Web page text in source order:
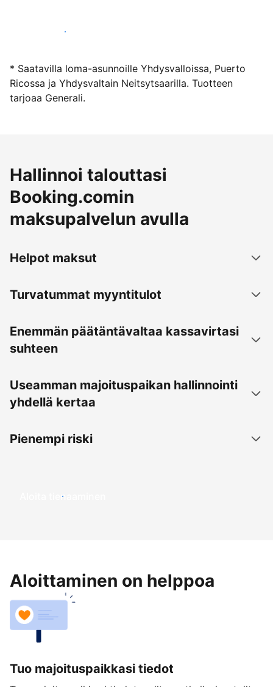
Ryhdy majoittajaksi
* Saatavilla loma-asunnoille Yhdysvalloissa, Puerto
Ricossa ja Yhdysvaltain Neitsytsaarilla. Tuotteen
tarjoaa Generali.
Hallinnoi talouttasi
Booking.comin
maksupalvelun avulla
Helpot maksut
Turvatummat myyntitulot
Enemmän päätäntävaltaa kassavirtasi
suhteen
Useamman majoituspaikan hallinnointi
yhdellä kertaa
Pienempi riski
Aloita tienaaminen
Aloittaminen on helppoa
Tuo majoituspaikkasi tiedot